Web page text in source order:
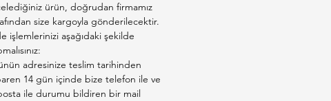
bir yerde saklayınız.
ürün, doğrudan firmamız
size kargoyla gönderilecektir.
işlemlerinizi aşağıdaki şekilde
adresinize teslim tarihinden
14 gün içinde bize telefon ile ve
ile durumu bildiren bir mail